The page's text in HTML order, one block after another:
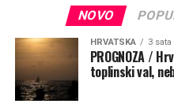
NOVO
HRVATSKA 3
PROGNOZA /
toplinski val,